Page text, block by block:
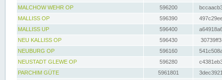
MALCHOW WEHR OP
596200
MALLISS OP
596390
MALLISS UP
596400
NEU KALLISS OP
596430
NEUBURG OP
596160
NEUSTADT GLEWE OP
596280
PARCHIM GÜTE
5961801